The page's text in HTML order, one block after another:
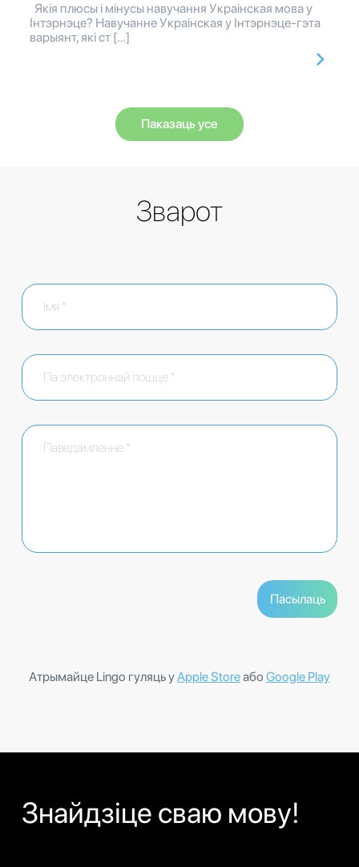
Якія плюсы і мінусы навучання Украінская мова у
Інтэрнэце? Навучанне Украінская у Інтэрнэце-гэта
варыянт, які ст […]
Паказаць усе
Зварот
Атрымайце Lingo гуляць уApple Storeабо Google Play
Знайдзіце сваю мову!